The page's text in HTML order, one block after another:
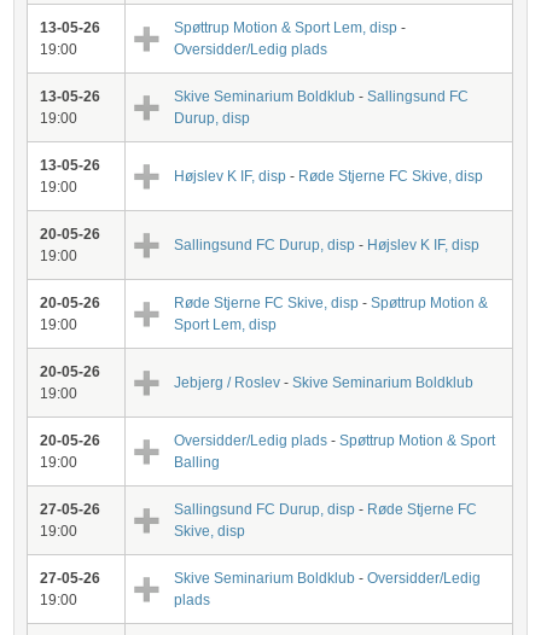
13-05-26
19:00
Spøttrup Motion & Sport Lem, disp -
Oversidder/Ledig plads
13-05-26
19:00
Skive Seminarium Boldklub -Sallingsund FC
Durup, disp
13-05-26
19:00
Højslev K IF, disp - Røde Stjerne FC Skive, disp
20-05-26
19:00
Sallingsund FC Durup, disp - Højslev K IF, disp
20-05-26
19:00
Røde Stjerne FC Skive, disp -Spøttrup Motion &
Sport Lem, disp
20-05-26
19:00
Jebjerg / Roslev -Skive Seminarium Boldklub
20-05-26
19:00
Oversidder/Ledig plads -Spøttrup Motion & Sport
Balling
27-05-26
19:00
Sallingsund FC Durup, disp - Røde Stjerne FC
Skive, disp
27-05-26
19:00
Skive Seminarium Boldklub -Oversidder/Ledig
plads